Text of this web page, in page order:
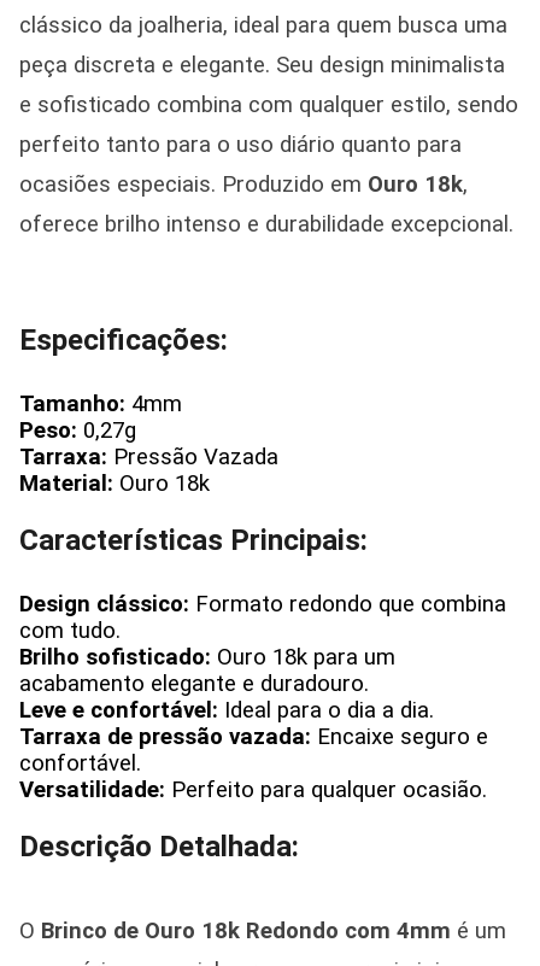
clássico da joalheria, ideal para quem busca uma
peça discreta e elegante. Seu design minimalista
e sofisticado combina com qualquer estilo, sendo
perfeito tanto para o uso diário quanto para
ocasiões especiais. Produzido em Ouro 18k,
oferece brilho intenso e durabilidade excepcional.
Especificações:
Tamanho: 4mm
Peso: 0,27g
Tarraxa: Pressão Vazada
Material: Ouro 18k
Características Principais:
Design clássico: Formato redondo que combina
com tudo.
Brilho sofisticado: Ouro 18k para um
acabamento elegante e duradouro.
Leve e confortável: Ideal para o dia a dia.
Tarraxa de pressão vazada: Encaixe seguro e
confortável.
Versatilidade: Perfeito para qualquer ocasião.
Descrição Detalhada:
O Brinco de Ouro 18k Redondo com 4mm é um